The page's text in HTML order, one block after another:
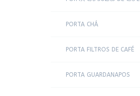
PORTA CHÁ
PORTA FILTROS DE CAFÉ
PORTA GUARDANAPOS